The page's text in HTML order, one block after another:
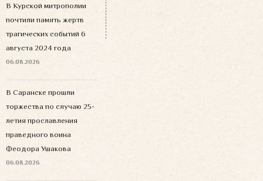
В Курской митрополии
почтили память жертв
трагических событий 6
августа 2024 года
06.08.2026
В Саранске прошли
торжества по случаю 25-
летия прославления
праведного воина
Феодора Ушакова
06.08.2026